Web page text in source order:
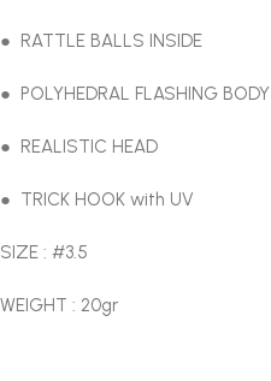
● RATTLE BALLS INSIDE
● POLYHEDRAL FLASHING BODY
● REALISTIC HEAD
● TRICK HOOK with UV
SIZE : #3.5
WEIGHT : 20gr